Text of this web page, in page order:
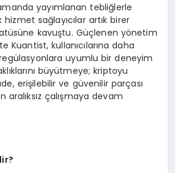
yayımlanan tebliğlerle
hizmet sağlayıcılar artık birer
kavuştu. Güçlenen yönetim
Kuantist, kullanıcılarına daha
uyumlu bir deneyim
büyütmeye; kriptoyu
erişilebilir ve güvenilir parçası
çalışmaya devam